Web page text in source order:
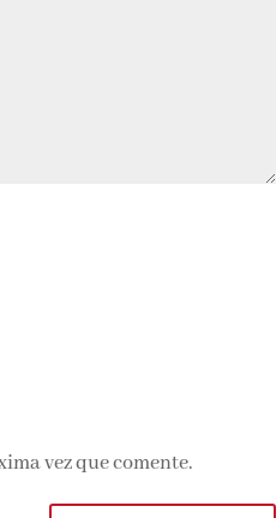
vez que comente.